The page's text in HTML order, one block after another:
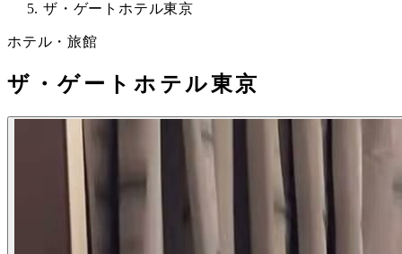
ザ・ゲートホテル東京
ホテル・旅館
ザ・ゲートホテル東京